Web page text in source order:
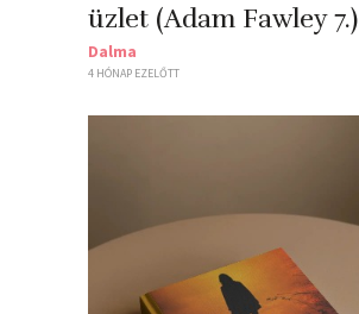
üzlet (Adam Fawley 7.)
Dalma
4 HÓNAP EZELŐTT